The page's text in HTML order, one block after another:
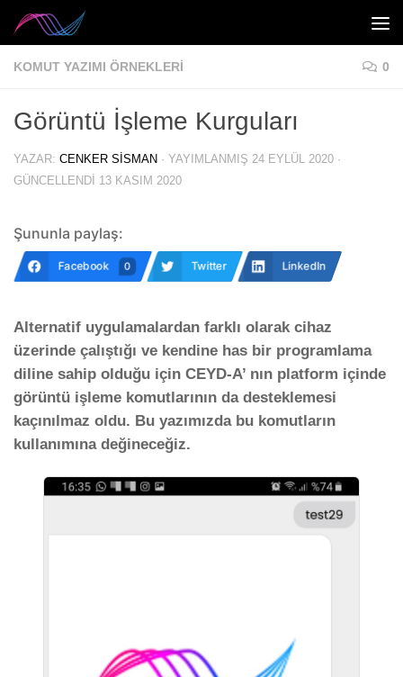
Skip to content
KOMUT YAZIMI ÖRNEKLERI 0
Görüntü İşleme Kurguları
YAZAR: CENKER SISMAN · YAYIMLANMIŞ 24 EYLÜL 2020 ·
GÜNCELLENDI 13 KASIM 2020
Şununla paylaş:
Facebook 0 Twitter LinkedIn
Alternatif uygulamalardan farklı olarak cihaz
üzerinde çalıştığı ve kendine has bir programlama
diline sahip olduğu için CEYD-A’ nın platform içinde
görüntü işleme komutlarının da desteklemesi
kaçınılmaz oldu. Bu yazımızda bu komutların
kullanımına değineceğiz.